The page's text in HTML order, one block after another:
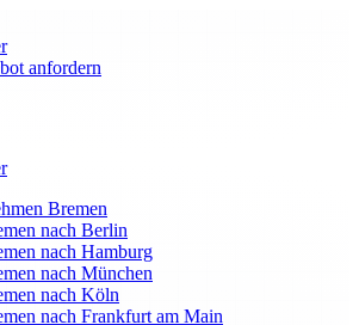
anfordern
Bremen
nach Berlin
nach Hamburg
nach München
nach Köln
nach Frankfurt am Main